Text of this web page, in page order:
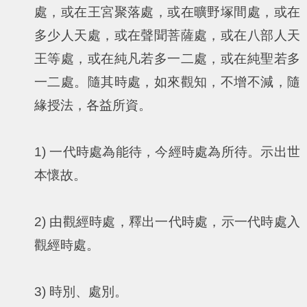
處，或在王宮聚落處，或在曠野塚間處，或在
多少人天處，或在聲聞菩薩處，或在八部人天
王等處，或在純凡若多一二處，或在純聖若多
一二處。隨其時處，如來觀知，不增不減，隨
緣授法，各益所資。
1) 一代時處為能待，今經時處為所待。示出世
本懷故。
2) 由觀經時處，釋出一代時處，示一代時處入
觀經時處。
3) 時別、處別。